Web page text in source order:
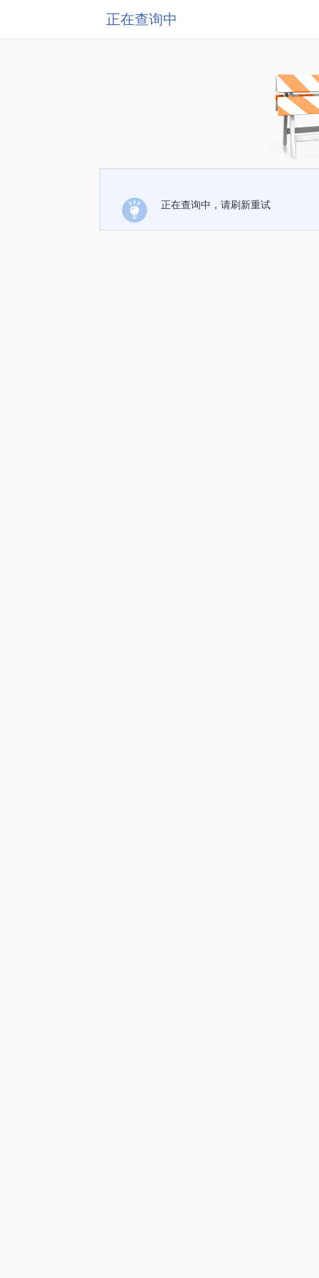
正在查询中
正在查询中，请刷新重试